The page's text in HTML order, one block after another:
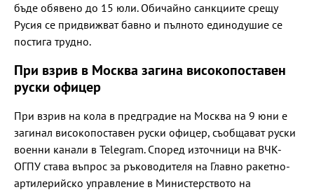
бъде обявено до 15 юли. Обичайно санкциите срещу
Русия се придвижват бавно и пълното единодушие се
постига трудно.
При взрив в Москва загина високопоставен
руски офицер
При взрив на кола в предградие на Москва на 9 юни е
загинал високопоставен руски офицер, съобщават руски
военни канали в Telegram. Според източници на ВЧК-
ОГПУ става въпрос за ръководителя на Главно ракетно-
артилерийско управление в Министерството на